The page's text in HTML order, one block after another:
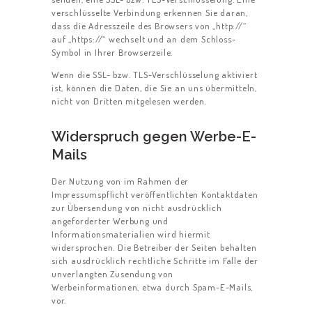
verschlüsselte Verbindung erkennen Sie daran,
dass die Adresszeile des Browsers von „http://“
auf „https://“ wechselt und an dem Schloss-
Symbol in Ihrer Browserzeile.
Wenn die SSL- bzw. TLS-Verschlüsselung aktiviert
ist, können die Daten, die Sie an uns übermitteln,
nicht von Dritten mitgelesen werden.
Widerspruch gegen Werbe-E-
Mails
Der Nutzung von im Rahmen der
Impressumspflicht veröffentlichten Kontaktdaten
zur Übersendung von nicht ausdrücklich
angeforderter Werbung und
Informationsmaterialien wird hiermit
widersprochen. Die Betreiber der Seiten behalten
sich ausdrücklich rechtliche Schritte im Falle der
unverlangten Zusendung von
Werbeinformationen, etwa durch Spam-E-Mails,
vor.